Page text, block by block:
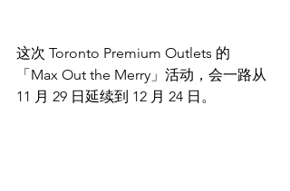
这次 Toronto Premium Outlets 的
「Max Out the Merry」活动，会一路从
11 月 29 日延续到 12 月 24 日。